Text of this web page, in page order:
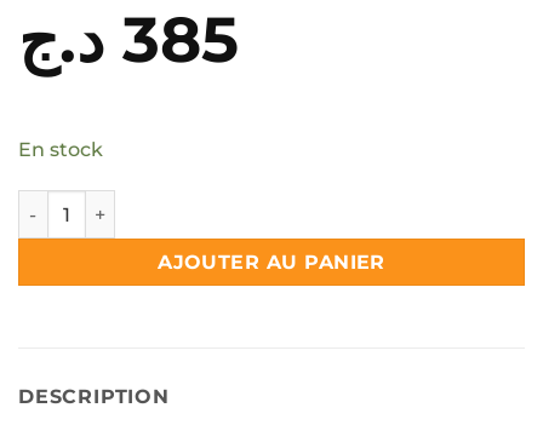
385 د.ج
En stock
quantité de Kao fourmi anti-fourmi 200Gr
AJOUTER AU PANIER
DESCRIPTION